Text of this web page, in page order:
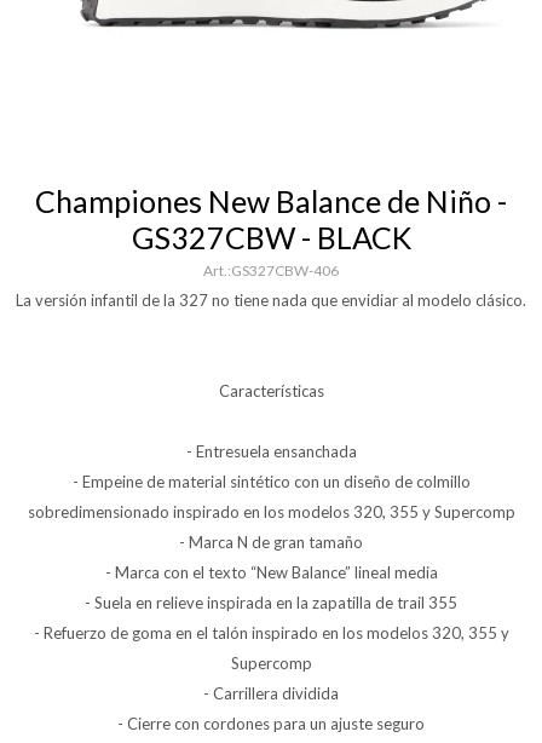
Championes New Balance de Niño -
GS327CBW - BLACK
GS327CBW-406
La versión infantil de la 327 no tiene nada que envidiar al modelo clásico.
Características
- Entresuela ensanchada
- Empeine de material sintético con un diseño de colmillo
sobredimensionado inspirado en los modelos 320, 355 y Supercomp
- Marca N de gran tamaño
- Marca con el texto “New Balance” lineal media
- Suela en relieve inspirada en la zapatilla de trail 355
- Refuerzo de goma en el talón inspirado en los modelos 320, 355 y
Supercomp
- Carrillera dividida
- Cierre con cordones para un ajuste seguro